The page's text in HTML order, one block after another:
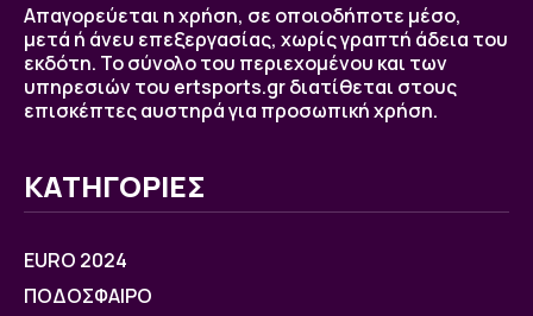
Απαγορεύεται η χρήση, σε οποιοδήποτε μέσο,
μετά ή άνευ επεξεργασίας, χωρίς γραπτή άδεια του
εκδότη. Το σύνολο του περιεχομένου και των
υπηρεσιών του ertsports.gr διατίθεται στους
επισκέπτες αυστηρά για προσωπική χρήση.
ΚΑΤΗΓΟΡΙΕΣ
EURO 2024
ΠΟΔΟΣΦΑΙΡΟ